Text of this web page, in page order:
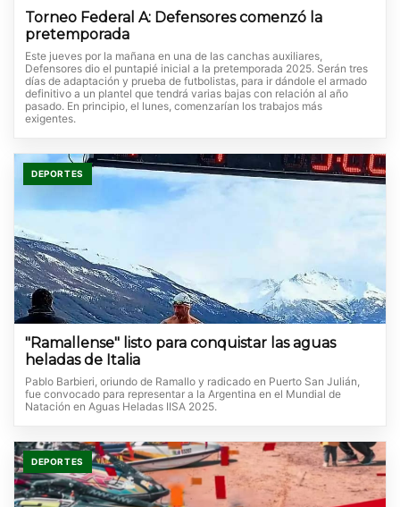
Torneo Federal A: Defensores comenzó la
pretemporada
Este jueves por la mañana en una de las canchas auxiliares,
Defensores dio el puntapié inicial a la pretemporada 2025. Serán tres
días de adaptación y prueba de futbolistas, para ir dándole el armado
definitivo a un plantel que tendrá varias bajas con relación al año
pasado. En principio, el lunes, comenzarían los trabajos más
exigentes.
DEPORTES
"Ramallense" listo para conquistar las aguas
heladas de Italia
Pablo Barbieri, oriundo de Ramallo y radicado en Puerto San Julián,
fue convocado para representar a la Argentina en el Mundial de
Natación en Aguas Heladas IISA 2025.
DEPORTES